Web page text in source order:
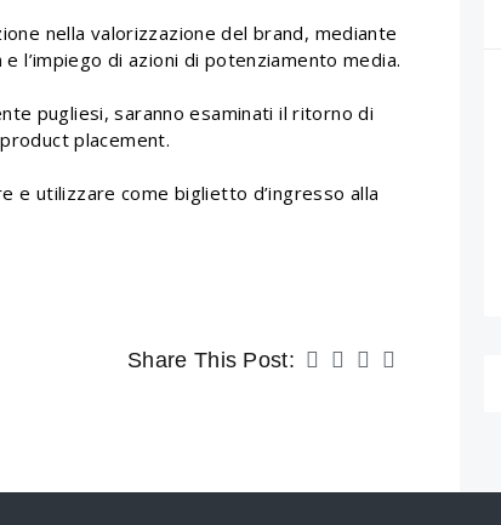
nella valorizzazione del brand, mediante
l’impiego di azioni di potenziamento media.
pugliesi, saranno esaminati il ritorno di
placement.
e utilizzare come biglietto d’ingresso alla
Share This Post: